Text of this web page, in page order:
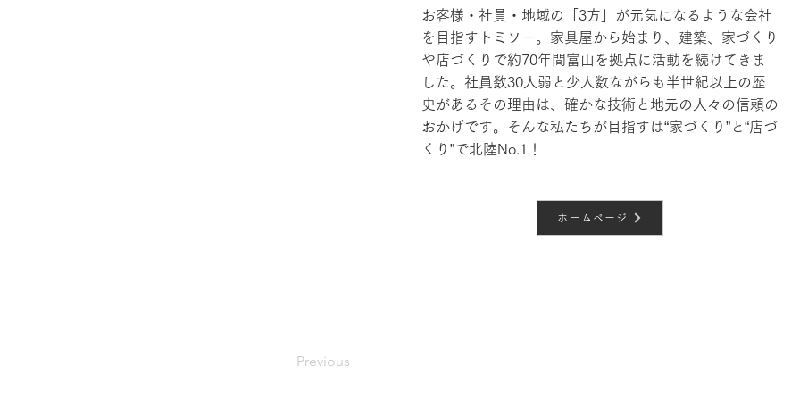
お客様・社員・地域の「3方」が元気になるような会社
を目指すトミソー。家具屋から始まり、建築、家づくり
や店づくりで約70年間富山を拠点に活動を続けてきま
した。社員数30人弱と少人数ながらも半世紀以上の歴
史があるその理由は、確かな技術と地元の人々の信頼の
おかげです。そんな私たちが目指すは“家づくり”と“店づ
くり”で北陸No.1！
ホームページ
Previous